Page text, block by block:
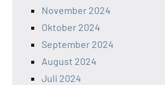
November 2024
Oktober 2024
September 2024
August 2024
Juli 2024